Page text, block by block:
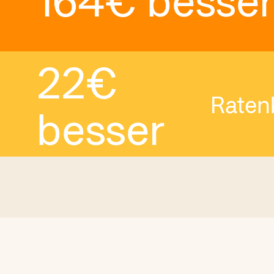
22€
besser